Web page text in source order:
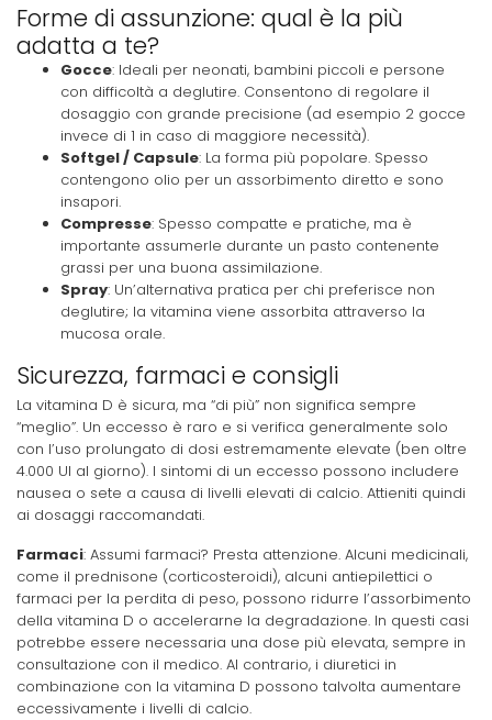
Forme di assunzione: qual è la più
adatta a te?
Gocce: Ideali per neonati, bambini piccoli e persone
con difficoltà a deglutire. Consentono di regolare il
dosaggio con grande precisione (ad esempio 2 gocce
invece di 1 in caso di maggiore necessità).
Softgel / Capsule: La forma più popolare. Spesso
contengono olio per un assorbimento diretto e sono
insapori.
Compresse: Spesso compatte e pratiche, ma è
importante assumerle durante un pasto contenente
grassi per una buona assimilazione.
Spray: Un’alternativa pratica per chi preferisce non
deglutire; la vitamina viene assorbita attraverso la
mucosa orale.
Sicurezza, farmaci e consigli
La vitamina D è sicura, ma “di più” non significa sempre
“meglio”. Un eccesso è raro e si verifica generalmente solo
con l’uso prolungato di dosi estremamente elevate (ben oltre
4.000 UI al giorno). I sintomi di un eccesso possono includere
nausea o sete a causa di livelli elevati di calcio. Attieniti quindi
ai dosaggi raccomandati.
Farmaci: Assumi farmaci? Presta attenzione. Alcuni medicinali,
come il prednisone (corticosteroidi), alcuni antiepilettici o
farmaci per la perdita di peso, possono ridurre l’assorbimento
della vitamina D o accelerarne la degradazione. In questi casi
potrebbe essere necessaria una dose più elevata, sempre in
consultazione con il medico. Al contrario, i diuretici in
combinazione con la vitamina D possono talvolta aumentare
eccessivamente i livelli di calcio.